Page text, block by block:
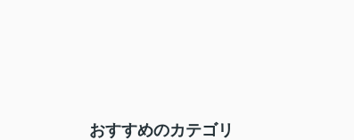
おすすめのカテゴリ